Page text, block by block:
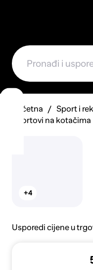
Početna
Sport i
Sportovi na kotačima
+4
Usporedi cijene u